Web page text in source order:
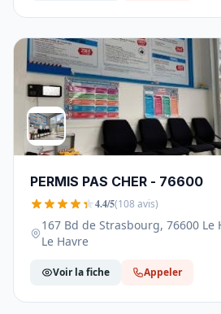
PERMIS PAS CHER - 76600
4.4/5(108 avis)
167 Bd de Strasbourg, 76600 Le
Le Havre
Voir la fiche Appeler